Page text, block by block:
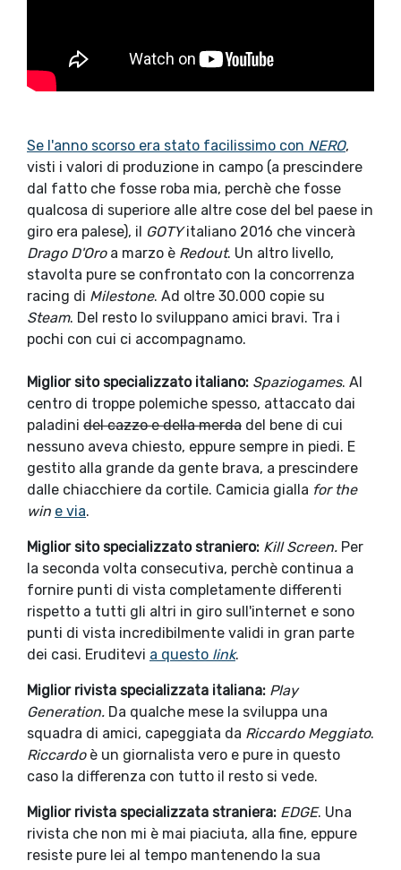
Se l'anno scorso era stato facilissimo con NERO,
visti i valori di produzione in campo (a prescindere
dal fatto che fosse roba mia, perchè che fosse
qualcosa di superiore alle altre cose del bel paese in
giro era palese), il GOTYitaliano 2016 che vincerà
Drago D'Oroa marzo è Redout. Un altro livello,
stavolta pure se confrontato con la concorrenza
racing di Milestone. Ad oltre 30.000 copie su
Steam. Del resto lo sviluppano amici bravi. Tra i
pochi con cui ci accompagnamo.
Miglior sito specializzato italiano: Spaziogames. Al
centro di troppe polemiche spesso, attaccato dai
paladini del cazzo e della merda del bene di cui
nessuno aveva chiesto, eppure sempre in piedi. E
gestito alla grande da gente brava, a prescindere
dalle chiacchiere da cortile. Camicia gialla for the
win e via.
Miglior sito specializzato straniero: Kill Screen. Per
la seconda volta consecutiva, perchè continua a
fornire punti di vista completamente differenti
rispetto a tutti gli altri in giro sull'internet e sono
punti di vista incredibilmente validi in gran parte
dei casi. Eruditevi a questo link.
Miglior rivista specializzata italiana: Play
Generation. Da qualche mese la sviluppa una
squadra di amici, capeggiata da Riccardo Meggiato.
Riccardoè un giornalista vero e pure in questo
caso la differenza con tutto il resto si vede.
Miglior rivista specializzata straniera: EDGE. Una
rivista che non mi è mai piaciuta, alla fine, eppure
resiste pure lei al tempo mantenendo la sua